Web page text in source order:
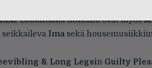
. Lauantaina mukana ovat myös
Imasekä
& Long Legsin Guilty